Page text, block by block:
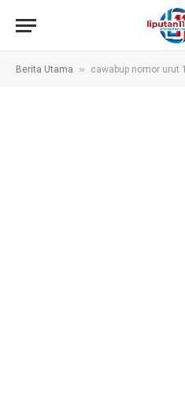
Berita Utama » cawabup nomor urut 1